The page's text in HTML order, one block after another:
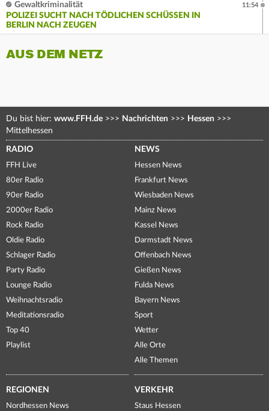
Gewaltkriminalität
POLIZEI SUCHT NACH TÖDLICHEN SCHÜSSEN IN
BERLIN NACH ZEUGEN
11:54
AUS DEM NETZ
Du bist hier: www.FFH.de >>> Nachrichten >>> Hessen >>>
Mittelhessen
RADIO
FFH Live
80er Radio
90er Radio
2000er Radio
Rock Radio
Oldie Radio
Schlager Radio
Party Radio
Lounge Radio
Weihnachtsradio
Meditationsradio
Top 40
Playlist
NEWS
Hessen News
Frankfurt News
Wiesbaden News
Mainz News
Kassel News
Darmstadt News
Offenbach News
Gießen News
Fulda News
Bayern News
Sport
Wetter
Alle Orte
Alle Themen
REGIONEN
Nordhessen News
VERKEHR
Staus Hessen